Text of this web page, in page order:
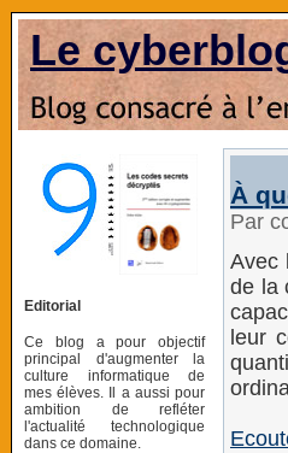
Le
Editorial
Ce blog a pour objectif
principal d'augmenter la
culture informatique de
mes élèves. Il a aussi pour
ambition de refléter
l'actualité technologique
dans ce domaine.
À
Par
Avec
de la
leur